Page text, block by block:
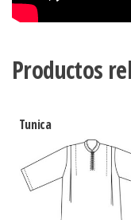
Productos
Tunica